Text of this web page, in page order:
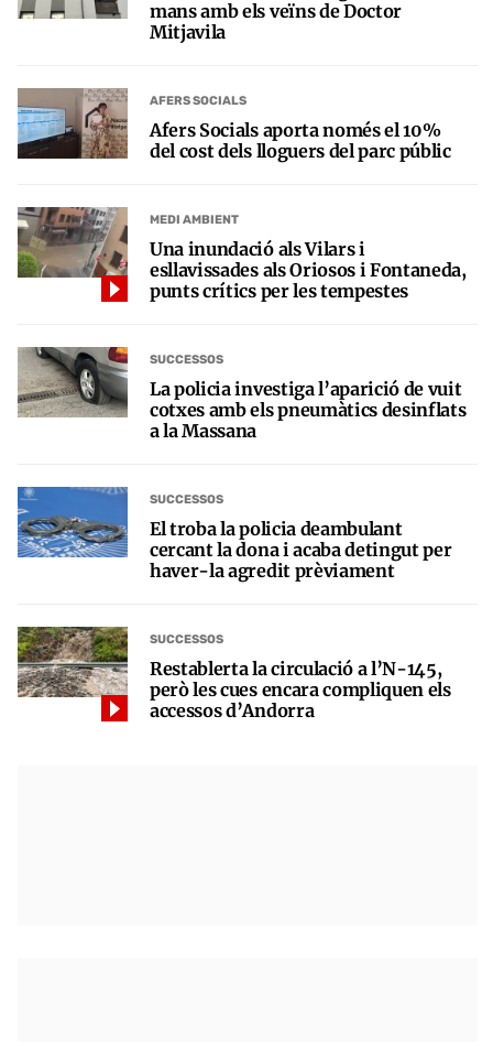
mans amb els veïns de Doctor
Mitjavila
AFERS SOCIALS
Afers Socials aporta només el 10%
del cost dels lloguers del parc públic
MEDI AMBIENT
Una inundació als Vilars i
esllavissades als Oriosos i Fontaneda,
punts crítics per les tempestes
SUCCESSOS
La policia investiga l’aparició de vuit
cotxes amb els pneumàtics desinflats
a la Massana
SUCCESSOS
El troba la policia deambulant
cercant la dona i acaba detingut per
haver-la agredit prèviament
SUCCESSOS
Restablerta la circulació a l’N-145,
però les cues encara compliquen els
accessos d’Andorra